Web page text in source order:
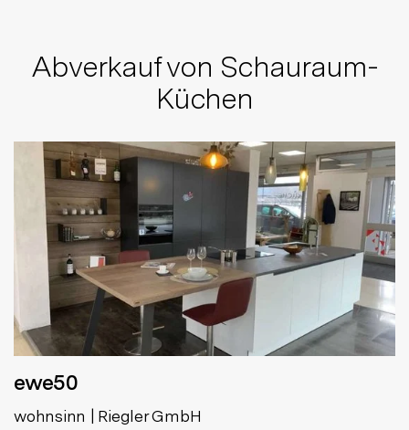
Abverkauf von Schauraum-
Küchen
ewe50
wohnsinn | Riegler GmbH